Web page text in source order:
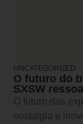
UNCATEGORIZED
O futuro do
SXSW
O futuro das
nostalgia e